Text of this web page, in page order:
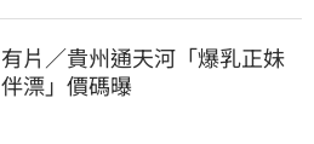
有片／貴州通天河「爆乳正妹
伴漂」價碼曝